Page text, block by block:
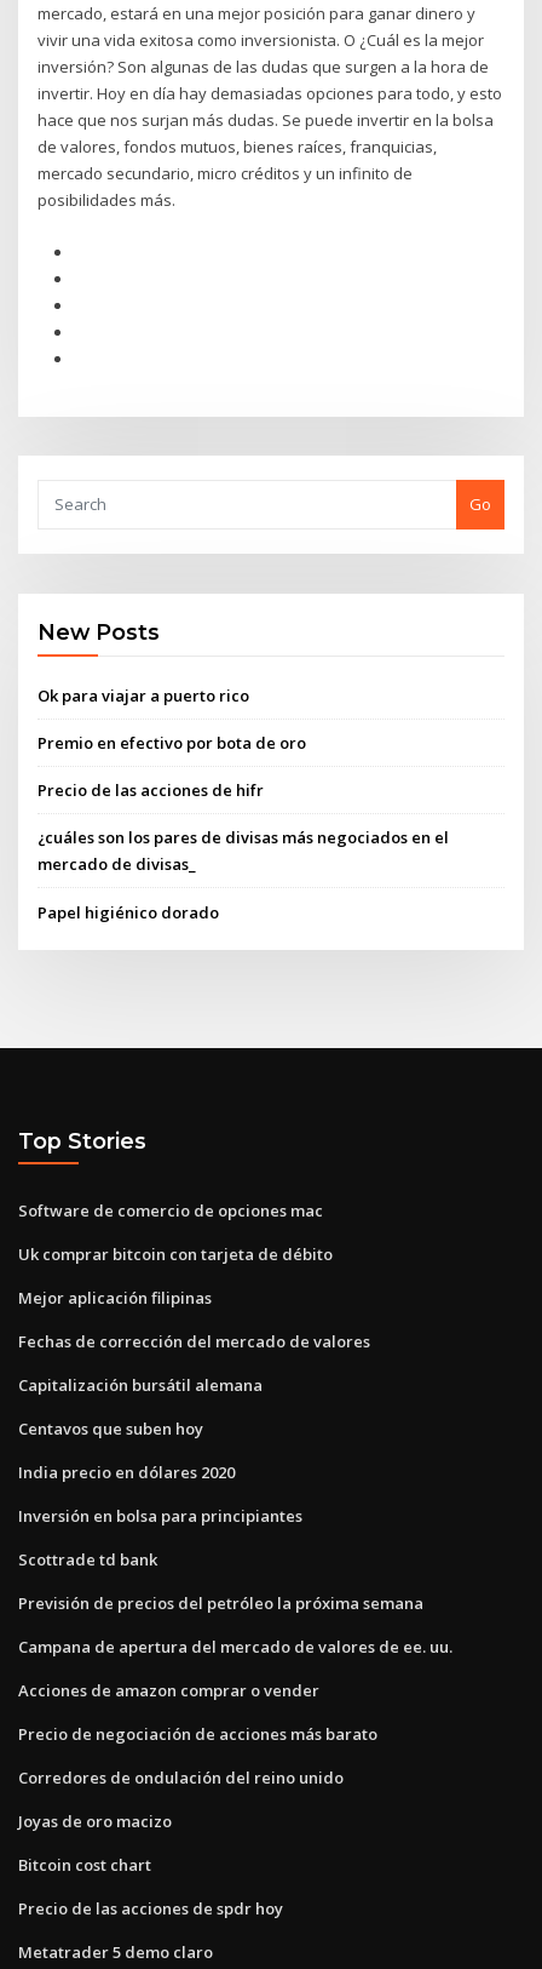
mercado, estará en una mejor posición para ganar dinero y
vivir una vida exitosa como inversionista. O ¿Cuál es la mejor
inversión? Son algunas de las dudas que surgen a la hora de
invertir. Hoy en día hay demasiadas opciones para todo, y esto
hace que nos surjan más dudas. Se puede invertir en la bolsa
de valores, fondos mutuos, bienes raíces, franquicias,
mercado secundario, micro créditos y un infinito de
posibilidades más.
Go
New Posts
Ok para viajar a puerto rico
Premio en efectivo por bota de oro
Precio de las acciones de hifr
¿cuáles son los pares de divisas más negociados en el
mercado de divisas_
Papel higiénico dorado
Top Stories
Software de comercio de opciones mac
Uk comprar bitcoin con tarjeta de débito
Mejor aplicación filipinas
Fechas de corrección del mercado de valores
Capitalización bursátil alemana
Centavos que suben hoy
India precio en dólares 2020
Inversión en bolsa para principiantes
Scottrade td bank
Previsión de precios del petróleo la próxima semana
Campana de apertura del mercado de valores de ee. uu.
Acciones de amazon comprar o vender
Precio de negociación de acciones más barato
Corredores de ondulación del reino unido
Joyas de oro macizo
Bitcoin cost chart
Precio de las acciones de spdr hoy
Metatrader 5 demo claro